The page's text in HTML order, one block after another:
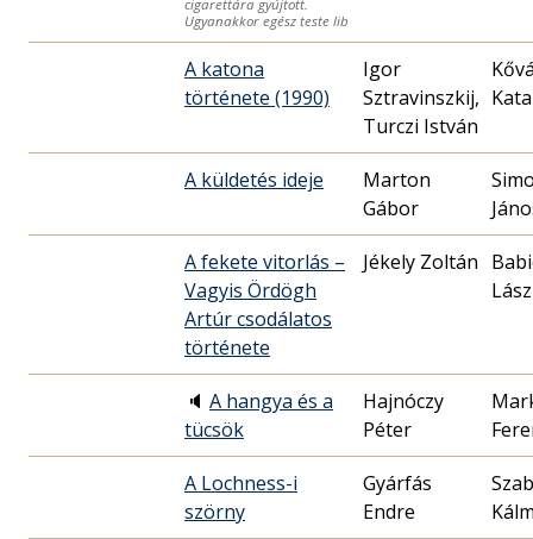
cigarettára gyújtott.
Ugyanakkor egész teste lib
A katona
története (1990)
Igor
Sztravinszkij,
Turczi István
A küldetés ideje
Marton
Gábor
A fekete vitorlás –
Vagyis Ördögh
Artúr csodálatos
története
Jékely Zoltán
🔈 A hangya és a
tücsök
Hajnóczy
Péter
A Lochness-i
szörny
Gyárfás
Endre